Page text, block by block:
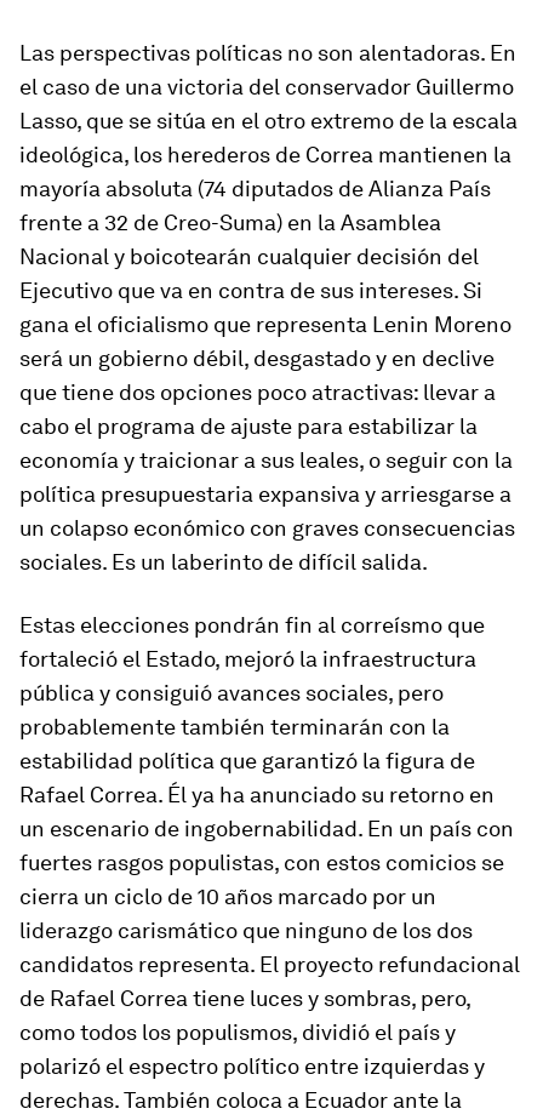
Las perspectivas políticas no son alentadoras. En
el caso de una victoria del conservador Guillermo
Lasso, que se sitúa en el otro extremo de la escala
ideológica, los herederos de Correa mantienen la
mayoría absoluta (74 diputados de Alianza País
frente a 32 de Creo-Suma) en la Asamblea
Nacional y boicotearán cualquier decisión del
Ejecutivo que va en contra de sus intereses. Si
gana el oficialismo que representa Lenin Moreno
será un gobierno débil, desgastado y en declive
que tiene dos opciones poco atractivas: llevar a
cabo el programa de ajuste para estabilizar la
economía ytraicionar a sus leales, o seguir con la
política presupuestaria expansiva y arriesgarse a
un colapso económico con graves consecuencias
sociales. Es un laberinto de difícil salida.
Estas elecciones pondrán fin al correísmo que
fortaleció el Estado, mejoró la infraestructura
pública y consiguió avances sociales, pero
probablemente también terminarán con la
estabilidad política que garantizó la figura de
Rafael Correa. Él ya ha anunciado su retorno en
un escenario de ingobernabilidad. En un país con
fuertes rasgos populistas, con estos comicios se
cierra un ciclo de 10 años marcado por un
liderazgo carismático que ninguno de los dos
candidatos representa. El proyecto refundacional
de Rafael Correa tiene luces y sombras, pero,
como todos los populismos, dividió el país y
polarizó el espectro político entre izquierdas y
derechas. También coloca a Ecuador ante la